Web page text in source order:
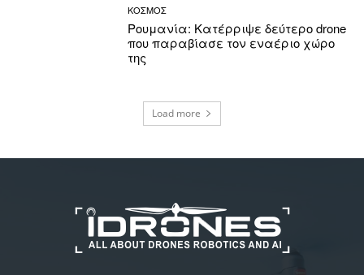
ΚΟΣΜΟΣ
Ρουμανία: Κατέρριψε δεύτερο drone
που παραβίασε τον εναέριο χώρο
της
Load more